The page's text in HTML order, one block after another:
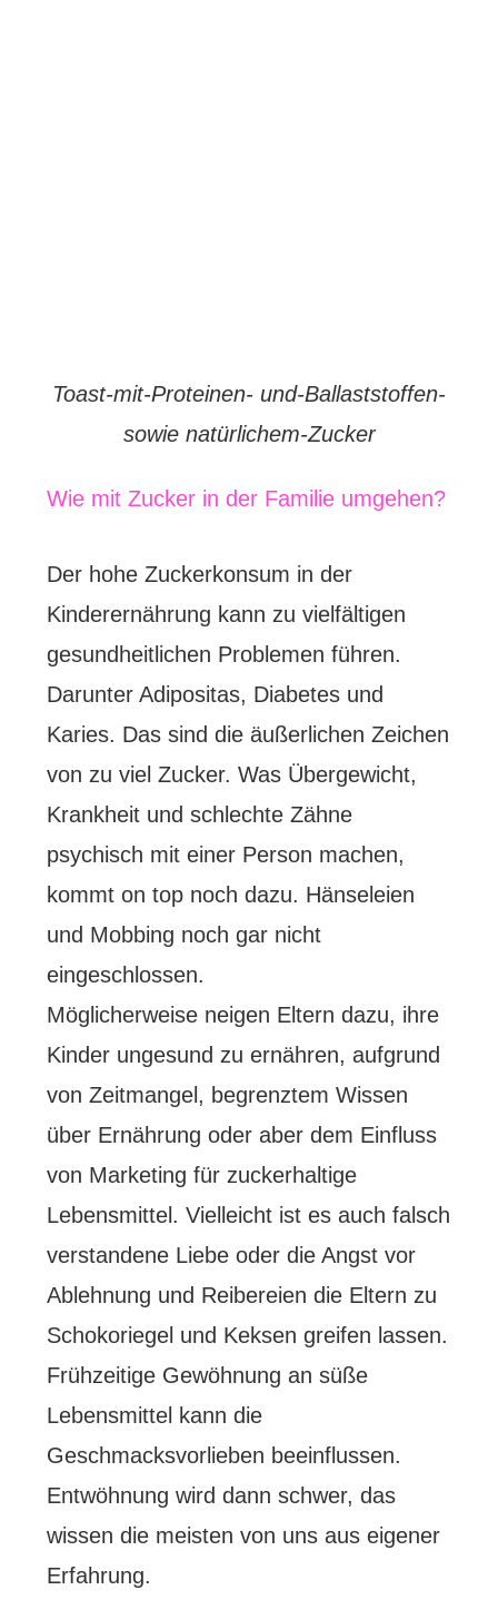
Toast-mit-Proteinen- und-Ballaststoffen-
sowie natürlichem-Zucker
Wie mit Zucker in der Familie umgehen?
Der hohe Zuckerkonsum in der
Kinderernährung kann zu vielfältigen
gesundheitlichen Problemen führen.
Darunter Adipositas, Diabetes und
Karies. Das sind die äußerlichen Zeichen
von zu viel Zucker. Was Übergewicht,
Krankheit und schlechte Zähne
psychisch mit einer Person machen,
kommt on top noch dazu. Hänseleien
und Mobbing noch gar nicht
eingeschlossen.
Möglicherweise neigen Eltern dazu, ihre
Kinder ungesund zu ernähren, aufgrund
von Zeitmangel, begrenztem Wissen
über Ernährung oder aber dem Einfluss
von Marketing für zuckerhaltige
Lebensmittel. Vielleicht ist es auch falsch
verstandene Liebe oder die Angst vor
Ablehnung und Reibereien die Eltern zu
Schokoriegel und Keksen greifen lassen.
Frühzeitige Gewöhnung an süße
Lebensmittel kann die
Geschmacksvorlieben beeinflussen.
Entwöhnung wird dann schwer, das
wissen die meisten von uns aus eigener
Erfahrung.